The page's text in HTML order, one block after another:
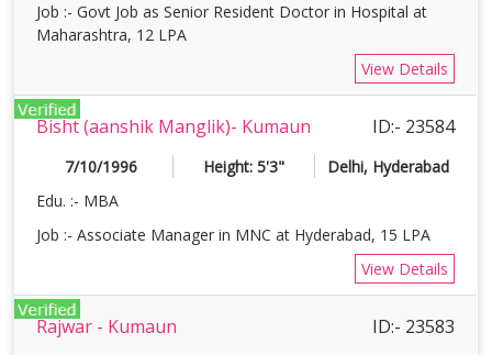
Job :- Govt Job as Senior Resident Doctor in Hospital at
Maharashtra, 12 LPA
View Details
Bisht (aanshik Manglik)- Kumaun ID:- 23584
7/10/1996 Height: 5'3"
Delhi, Hyderabad
Edu. :- MBA
Job :- Associate Manager in MNC at Hyderabad, 15 LPA
View Details
Rajwar - Kumaun ID:- 23583